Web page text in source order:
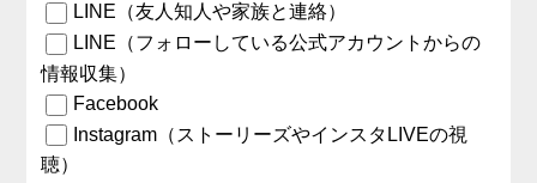
LINE（友人知人や家族と連絡）
LINE（フォローしている公式アカウントからの
情報収集）
Facebook
Instagram（ストーリーズやインスタLIVEの視
聴）